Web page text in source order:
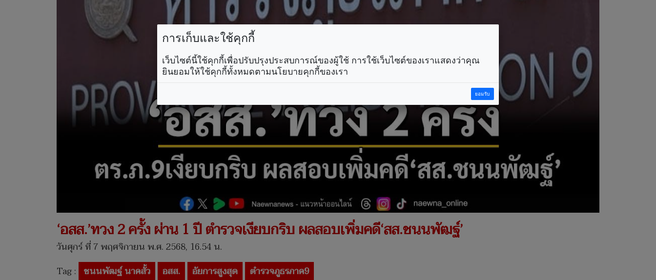
‘อสส.’ทวง 2 ครั้ง ผ่าน 1 ปี ตำรวจเงียบกริบ ผลสอบเพิ่มคดี‘สส.ชนนพัฒฐ์’
วันศุกร์ ที่ 7 พฤศจิกายน พ.ศ. 2568, 16.54 น.
Tag : ชนนพัฒฐ์ นาคสั้ว อสส. อัยการสูงสุด ตำรวจภูธรภาค9
การเก็บและใช้คุกกี้
เว็บไซต์นี้ใช้คุกกี้เพื่อปรับปรุงประสบการณ์ของผู้ใช้ การใช้เว็บไซต์ของเราแสดงว่าคุณ
ยินยอมให้ใช้คุกกี้ทั้งหมดตามนโยบายคุกกี้ของเรา
ยอมรับ